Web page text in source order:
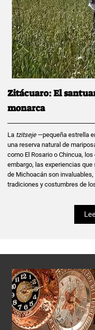
Zitácuaro: El
monarca
La tzitseje—pequeña estrella
una reserva natural de
como El Rosario o Chincua,
embargo, las experiencias
de Michoacán son
tradiciones y costumbres de